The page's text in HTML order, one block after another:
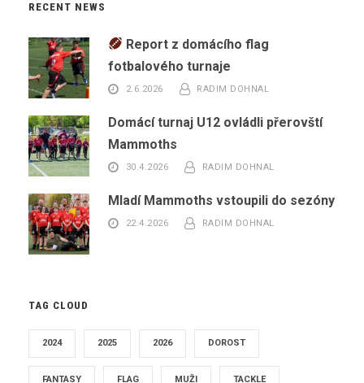
RECENT NEWS
Report z domácího flag
fotbalového turnaje
2.6.2026 RADIM DOHNAL
Domácí turnaj U12 ovládli přerovští
Mammoths
30.4.2026 RADIM DOHNAL
Mladí Mammoths vstoupili do sezóny
22.4.2026 RADIM DOHNAL
TAG CLOUD
2024 2025 2026 DOROST
FANTASY FLAG MUŽI TACKLE